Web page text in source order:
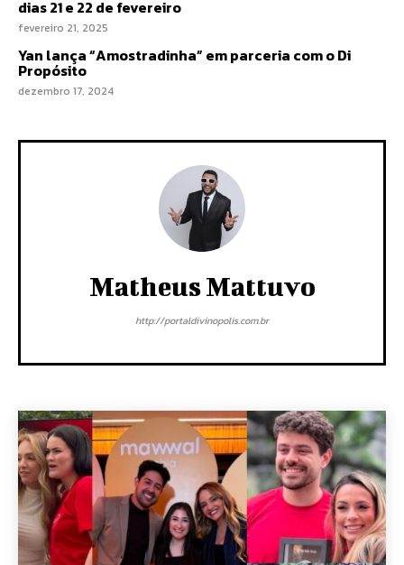
dias 21 e 22 de fevereiro
fevereiro 21, 2025
Yan lança “Amostradinha” em parceria com o Di
Propósito
dezembro 17, 2024
Matheus Mattuvo
http://portaldivinopolis.com.br